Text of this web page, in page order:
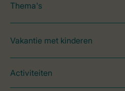
Thema's
Vakantie met kinderen
Activiteiten